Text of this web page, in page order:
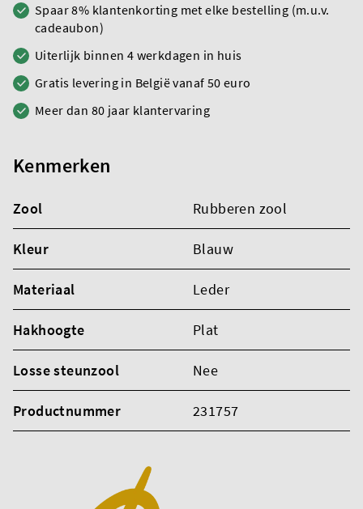
Spaar 8% klantenkorting met elke bestelling (m.u.v.
cadeaubon)
Uiterlijk binnen 4 werkdagen in huis
Gratis levering in België vanaf 50 euro
Meer dan 80 jaar klantervaring
Kenmerken
Zool Rubberen zool
Kleur Blauw
Materiaal Leder
Hakhoogte Plat
Losse steunzool Nee
Productnummer 231757